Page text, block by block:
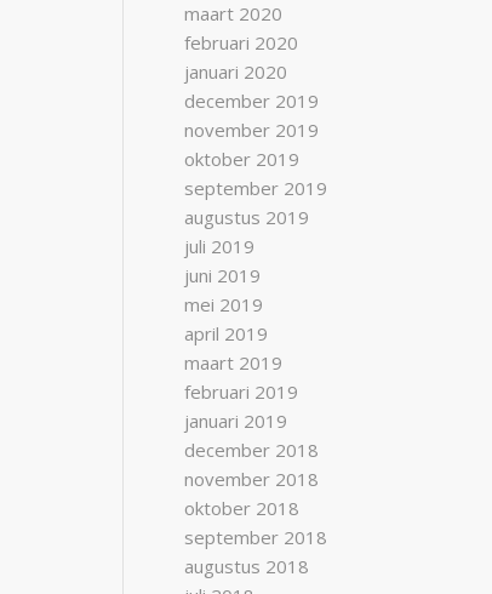
maart 2020
februari 2020
januari 2020
december 2019
november 2019
oktober 2019
september 2019
augustus 2019
juli 2019
juni 2019
mei 2019
april 2019
maart 2019
februari 2019
januari 2019
december 2018
november 2018
oktober 2018
september 2018
augustus 2018